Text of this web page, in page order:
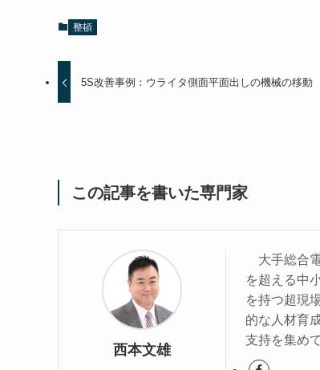
整頓
5S改善事例：ウライタ側面平面出しの機械の移動
この記事を書いた専門家
西本文雄
大手総合
を超える中
を持つ超現
的な人材育
支持を集め